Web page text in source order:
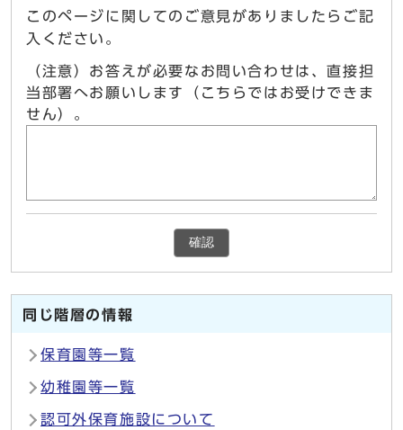
このページに関してのご意見がありましたらご記
入ください。
（注意）お答えが必要なお問い合わせは、直接担
当部署へお願いします（こちらではお受けできま
せん）。
確認
同じ階層の情報
保育園等一覧
幼稚園等一覧
認可外保育施設について